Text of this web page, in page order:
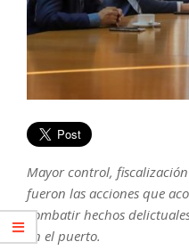
Mayor control,
fueron las acciones que
combatir hechos
en el puerto.